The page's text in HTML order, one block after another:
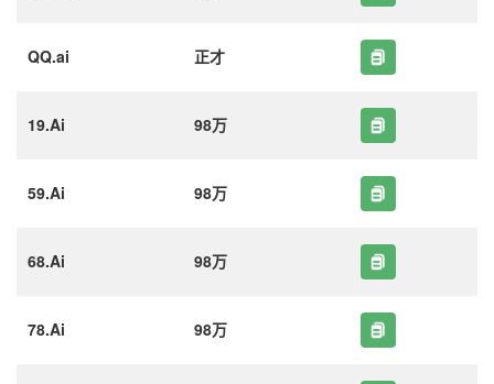
QQ.ai 正才
19.Ai 98万
59.Ai 98万
68.Ai 98万
78.Ai 98万